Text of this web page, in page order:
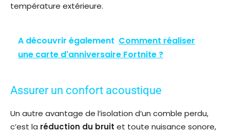
température extérieure.
A découvrir également Comment réaliser
une carte d'anniversaire Fortnite ?
Assurer un confort acoustique
Un autre avantage de l’isolation d’un comble perdu,
c’est la réduction du bruit et toute nuisance sonore,